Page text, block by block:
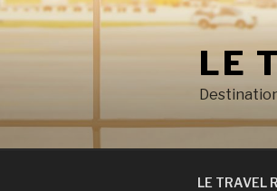
Aller
au
LE
LE TRAVEL